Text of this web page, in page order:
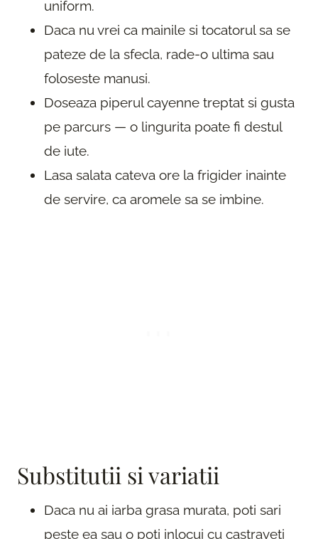
uniform.
Daca nu vrei ca mainile si tocatorul sa se
pateze de la sfecla, rade-o ultima sau
foloseste manusi.
Doseaza piperul cayenne treptat si gusta
pe parcurs — o lingurita poate fi destul
de iute.
Lasa salata cateva ore la frigider inainte
de servire, ca aromele sa se imbine.
Substitutii si variatii
Daca nu ai iarba grasa murata, poti sari
peste ea sau o poti inlocui cu castraveti